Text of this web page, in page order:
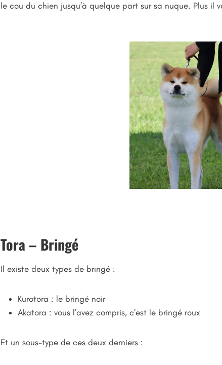
le cou du chien jusqu’à quelque part sur sa nuque. Plus il
Tora – Bringé
Il existe deux types de bringé :
Kurotora : le bringé noir
Akatora : vous l’avez compris, c’est le bringé roux
Et un sous-type de ces deux derniers :